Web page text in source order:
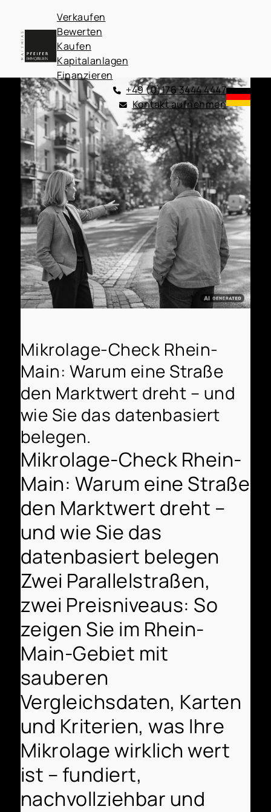
Verkaufen
Bewerten
Kaufen
Kapitalanlagen
Finanzieren
+49 (0)176 3444 4447
Kontakt aufnehmen
Mikrolage-Check Rhein-
Main: Warum eine Straße
den Marktwert dreht – und
wie Sie das datenbasiert
belegen.
Mikrolage-Check Rhein-
Main: Warum eine Straße
den Marktwert dreht –
und wie Sie das
datenbasiert belegen
Zwei Parallelstraßen,
zwei Preisniveaus: So
zeigen Sie im Rhein-
Main-Gebiet mit
sauberen
Vergleichsdaten, Karten
und Kriterien, was Ihre
Mikrolage wirklich wert
ist – fundiert,
nachvollziehbar und